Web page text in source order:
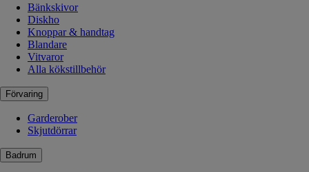
Bänkskivor
Diskho
Knoppar & handtag
Blandare
Vitvaror
Alla kökstillbehör
Förvaring
Garderober
Skjutdörrar
Badrum